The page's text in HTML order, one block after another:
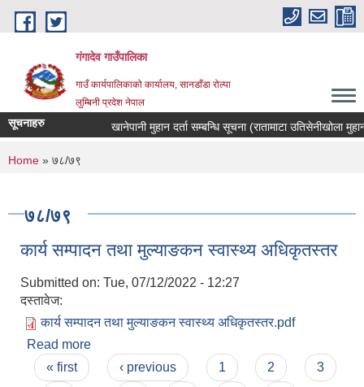
Skip to main content
गंगादेव गाउँपालिका
गाउँ कार्यपालिकाको कार्यालय, सानडाँडा रोल्पा
लुम्बिनी प्रदेश नेपाल
सूचनाहरु खानेपानी मुहान दर्ता सम्बन्धि सूचना (रातामाटा उतिसेनीखोला मुहान)
You are here
Home » ७८/७९
७८/७९
कार्य सम्पादन तथा मुल्याङकन स्वास्थ्य अधिकृतस्तर
Submitted on: Tue, 07/12/2022 - 12:27
दस्तावेज:
कार्य सम्पादन तथा मुल्याङकन स्वास्थ्य अधिकृतस्तर.pdf
Read more
Pages
« first ‹ previous 1 2
3